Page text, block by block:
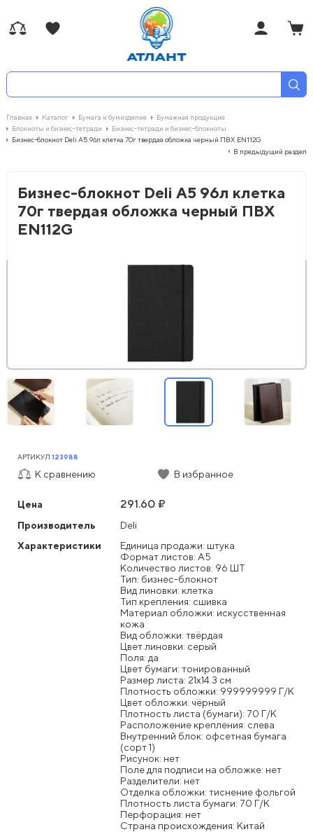
Главная Каталог Бумага и бумизделия
Бумажная продукция
Блокноты и бизнес-тетради
Бизнес-тетради и бизнес-блокноты
Бизнес-блокнот Deli А5 96л клетка 70г твердая обложка черный ПВХ EN112G
В предыдущий раздел
Бизнес-блокнот Deli А5 96л клетка
70г твердая обложка черный ПВХ
EN112G
Цена 291.60 ₽
Производитель
Deli
Характеристики
Единица продажи: штука
Формат листов: А5
Количество листов: 96 ШТ
Тип: бизнес-блокнот
Вид линовки: клетка
Тип крепления: сшивка
Материал обложки: искусственная
кожа
Вид обложки: твёрдая
Цвет линовки: серый
Поля: да
Цвет бумаги: тонированный
Размер листа: 21x14.3 см
Плотность обложки: 999999999 Г/К
Цвет обложки: чёрный
Плотность листа (бумаги): 70 Г/К
Расположение крепления: слева
Внутренний блок: офсетная бумага
(сорт 1)
Рисунок: нет
Поле для подписи на обложке: нет
Разделители: нет
Отделка обложки: тиснение фольгой
Плотность листа бумаги: 70 Г/К
Перфорация: нет
Страна происхождения: Китай
АРТИКУЛ 123988
К сравнению В избранное